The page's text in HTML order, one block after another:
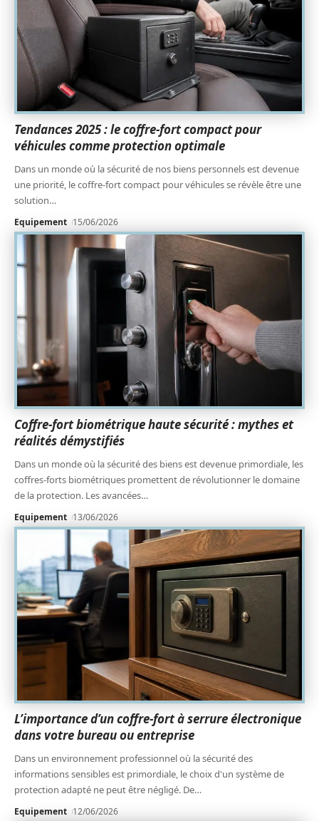
Tendances 2025 : le coffre-fort compact pour
véhicules comme protection optimale
Dans un monde où la sécurité de nos biens personnels est devenue
une priorité, le coffre-fort compact pour véhicules se révèle être une
solution…
Equipement 15/06/2026
Coffre-fort biométrique haute sécurité : mythes et
réalités démystifiés
Dans un monde où la sécurité des biens est devenue primordiale, les
coffres-forts biométriques promettent de révolutionner le domaine
de la protection. Les avancées…
Equipement 13/06/2026
L’importance d’un coffre-fort à serrure électronique
dans votre bureau ou entreprise
Dans un environnement professionnel où la sécurité des
informations sensibles est primordiale, le choix d'un système de
protection adapté ne peut être négligé. De…
Equipement 12/06/2026